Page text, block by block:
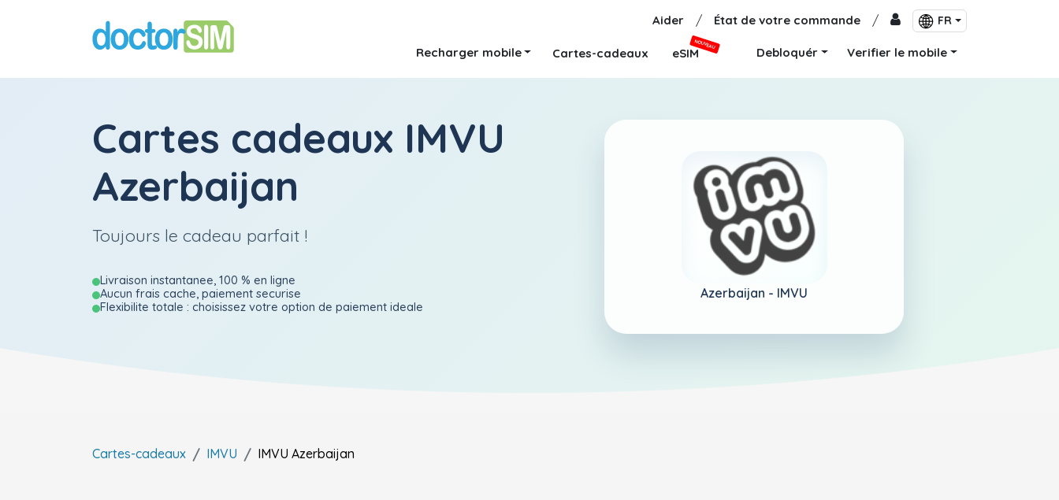
Aider / État de votre commande / FR
Recharger mobile Cartes-cadeaux eSIM
NOUVEAU
Debloquér Verifier le mobile
Cartes cadeaux IMVU
Azerbaijan
Toujours le cadeau parfait !
Livraison instantanee, 100 % en ligne
Aucun frais cache, paiement securise
Flexibilite totale : choisissez votre option de paiement ideale
Azerbaijan - IMVU
Cartes-cadeaux IMVU IMVU Azerbaijan